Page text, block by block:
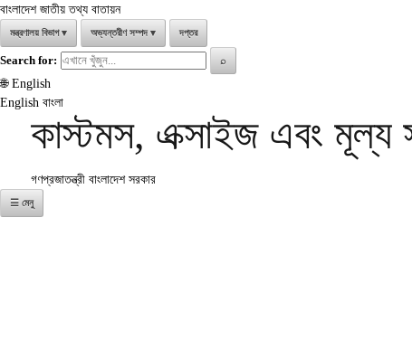
বাংলাদেশ জাতীয় তথ্য বাতায়ন
মন্ত্রণালয় বিভাগ ▾ অভ্যন্তরীণ সম্পদ ▾ দপ্তর
Search for: ⌕
🌐 English
English বাংলা
কাস্টমস, এক্সাইজ এবং
গণপ্রজাতন্ত্রী বাংলাদেশ সরকার
☰ মেনু